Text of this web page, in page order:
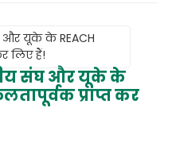
संघ और यूके के
प्राप्त कर